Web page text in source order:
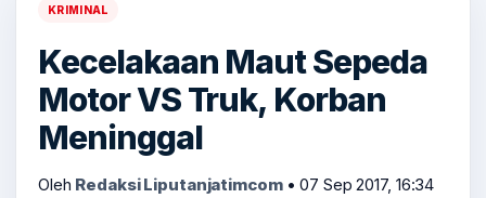
KRIMINAL
Kecelakaan Maut Sepeda
Motor VS Truk, Korban
Meninggal
Oleh Redaksi Liputanjatimcom • 07 Sep 2017, 16:34